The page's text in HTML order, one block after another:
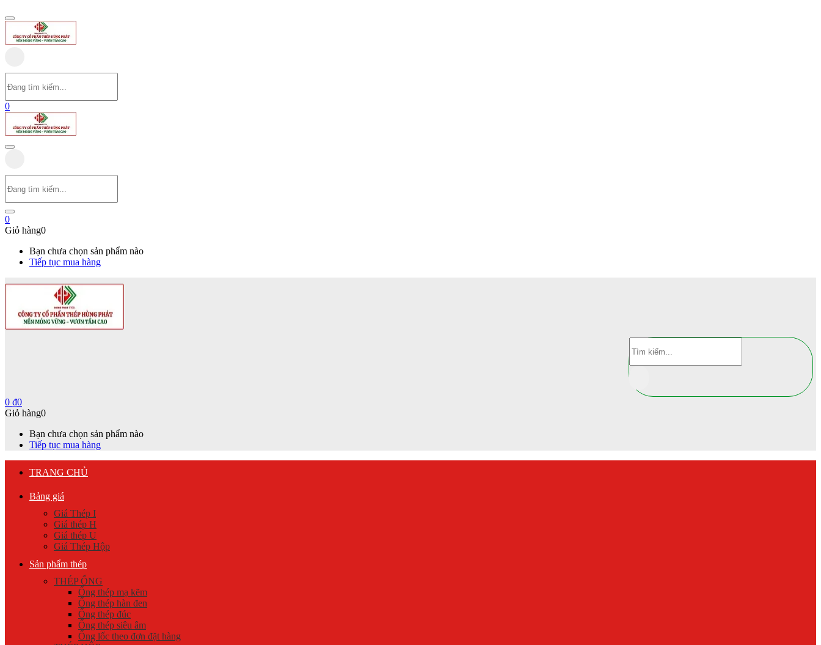
0
0
Giỏ hàng0
Bạn chưa chọn sản phẩm nào
Tiếp tục mua hàng
0 ₫0
Giỏ hàng0
Bạn chưa chọn sản phẩm nào
Tiếp tục mua hàng
TRANG CHỦ
Bảng giá
Giá Thép I
Giá thép H
Giá thép U
Giá Thép Hộp
Sản phẩm thép
THÉP ỐNG
Ống thép mạ kẽm
Ống thép hàn đen
Ống thép đúc
Ống thép siêu âm
Ống lốc theo đơn đặt hàng